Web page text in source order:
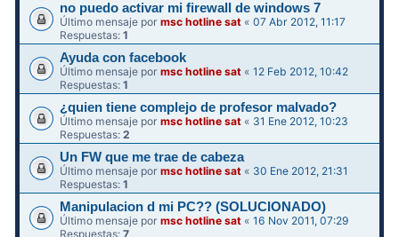
no puedo activar mi firewall de windows 7
Último mensaje pormsc hotline sat «07 Abr 2012, 11:17
Respuestas:1
Ayuda con facebook
Último mensaje pormsc hotline sat «12 Feb 2012, 10:42
Respuestas:1
¿quien tiene complejo de profesor malvado?
Último mensaje pormsc hotline sat « 31 Ene 2012, 10:23
Respuestas:2
Un FW que me trae de cabeza
Último mensaje pormsc hotline sat « 30 Ene 2012, 21:31
Respuestas:1
Manipulacion d mi PC?? (SOLUCIONADO)
Último mensaje pormsc hotline sat «16 Nov 2011, 07:29
Respuestas:7